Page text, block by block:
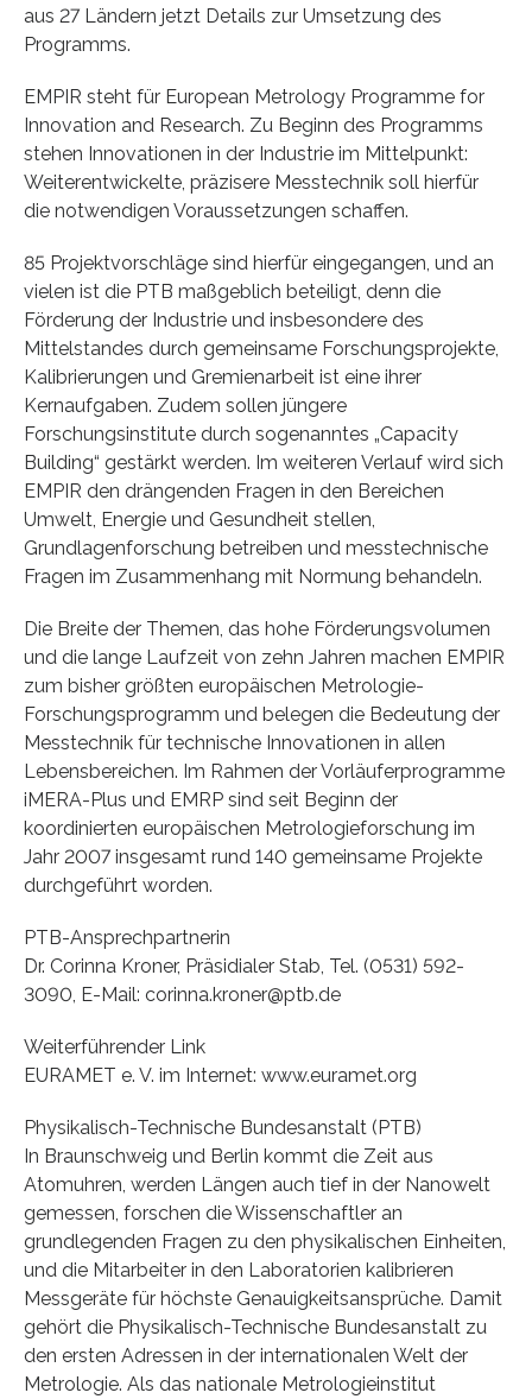
aus 27 Ländern jetzt Details zur Umsetzung des
Programms.
EMPIR steht für European Metrology Programme for
Innovation and Research. Zu Beginn des Programms
stehen Innovationen in der Industrie im Mittelpunkt:
Weiterentwickelte, präzisere Messtechnik soll hierfür
die notwendigen Voraussetzungen schaffen.
85 Projektvorschläge sind hierfür eingegangen, und an
vielen ist die PTB maßgeblich beteiligt, denn die
Förderung der Industrie und insbesondere des
Mittelstandes durch gemeinsame Forschungsprojekte,
Kalibrierungen und Gremienarbeit ist eine ihrer
Kernaufgaben. Zudem sollen jüngere
Forschungsinstitute durch sogenanntes „Capacity
Building“ gestärkt werden. Im weiteren Verlauf wird sich
EMPIR den drängenden Fragen in den Bereichen
Umwelt, Energie und Gesundheit stellen,
Grundlagenforschung betreiben und messtechnische
Fragen im Zusammenhang mit Normung behandeln.
Die Breite der Themen, das hohe Förderungsvolumen
und die lange Laufzeit von zehn Jahren machen EMPIR
zum bisher größten europäischen Metrologie-
Forschungsprogramm und belegen die Bedeutung der
Messtechnik für technische Innovationen in allen
Lebensbereichen. Im Rahmen der Vorläuferprogramme
iMERA-Plus und EMRP sind seit Beginn der
koordinierten europäischen Metrologieforschung im
Jahr 2007 insgesamt rund 140 gemeinsame Projekte
durchgeführt worden.
PTB-Ansprechpartnerin
Dr. Corinna Kroner, Präsidialer Stab, Tel. (0531) 592-
3090, E-Mail: corinna.kroner@ptb.de
Weiterführender Link
EURAMET e. V. im Internet: www.euramet.org
Physikalisch-Technische Bundesanstalt (PTB)
In Braunschweig und Berlin kommt die Zeit aus
Atomuhren, werden Längen auch tief in der Nanowelt
gemessen, forschen die Wissenschaftler an
grundlegenden Fragen zu den physikalischen Einheiten,
und die Mitarbeiter in den Laboratorien kalibrieren
Messgeräte für höchste Genauigkeitsansprüche. Damit
gehört die Physikalisch-Technische Bundesanstalt zu
den ersten Adressen in der internationalen Welt der
Metrologie. Als das nationale Metrologieinstitut